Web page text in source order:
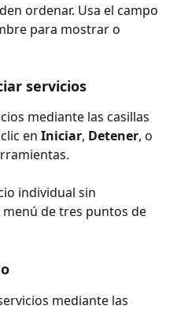
ordenar. Usa el campo
para mostrar o
servicios
mediante las casillas
en Iniciar, Detener, o
individual sin
menú de tres puntos de
mediante las